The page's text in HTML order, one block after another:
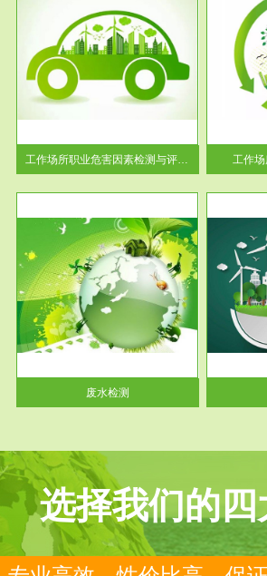
工作场所职业危害因素检测与评价...
服务范围
工作场所职业危害现状评价
【现状评价意义】：具体因素---
-通过质谱分析等多种手段明确
工作场...
工作
废水检测
服务范围
废气测试
检测范围工业废气检测包括有机
废气和无机废气。有机废气主要
包括...
选择我们的四